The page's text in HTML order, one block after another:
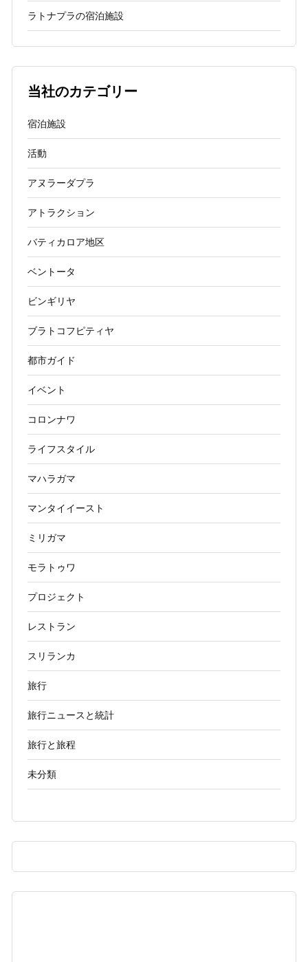
ラトナプラの宿泊施設
当社のカテゴリー
宿泊施設
活動
アヌラーダプラ
アトラクション
バティカロア地区
ベントータ
ビンギリヤ
ブラトコフピティヤ
都市ガイド
イベント
コロンナワ
ライフスタイル
マハラガマ
マンタイイースト
ミリガマ
モラトゥワ
プロジェクト
レストラン
スリランカ
旅行
旅行ニュースと統計
旅行と旅程
未分類